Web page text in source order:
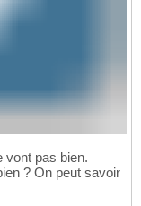
vont pas bien.
? On peut savoir